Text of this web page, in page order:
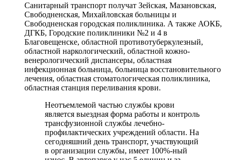
Санитарный транспорт получат Зейская, Мазановская,
Свободненская, Михайловская больницы и
Свободненская городская поликлиника. А также АОКБ,
ДГКБ, Городские поликлиники №2 и 4 в
Благовещенске, областной противотуберкулезный,
областной наркологический, областной кожно-
венерологический диспансеры, областная
инфекционная больница, больница восстановительного
лечения, областная стоматологическая поликлиника,
областная станция переливания крови.
Неотъемлемой частью службы крови
является выездная форма работы и контроль
трансфузионной службы лечебно-
профилактических учреждений области. На
сегодняшний день транспорт, участвующий
в организации службы, имеет 100%-ный